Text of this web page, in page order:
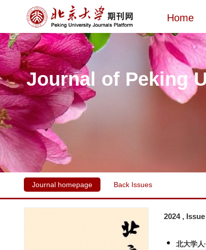
Home
Journal of Peking
Journal homepage Back Issues
2024 ,
北大学人